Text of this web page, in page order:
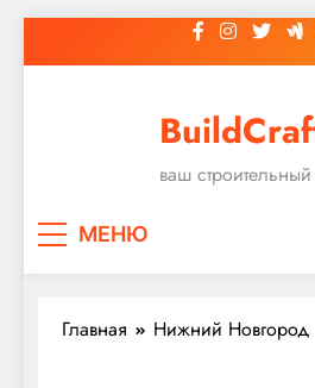
к
ваш
МЕНЮ
Главная Нижний Новгород